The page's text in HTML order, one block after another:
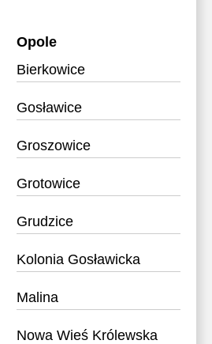
Opole
Bierkowice
Gosławice
Groszowice
Grotowice
Grudzice
Kolonia Gosławicka
Malina
Nowa Wieś Królewska